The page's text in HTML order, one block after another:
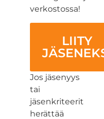
verkostossa!
LIITY
Jos jäsenyys
tai
jäsenkriteerit
herättää